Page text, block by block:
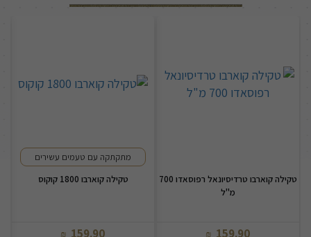
טקילה קוארבו טרדיסיונאל רפוסאדו 700
מ"ל
159.90
₪
מתקתקה עם טעמים עשירים
טקילה קוארבו 1800 קוקוס
159.90
₪